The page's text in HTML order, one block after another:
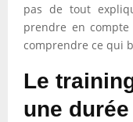
pas de tout
prendre en compte
comprendre ce qui
Le
une